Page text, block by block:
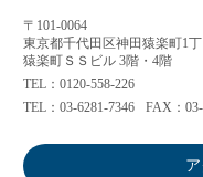
〒101-0064
東京都千代田区神田猿楽町1丁
猿楽町ＳＳビル 3階・4階
TEL：0120-558-226
TEL：03-6281-7346
FAX：